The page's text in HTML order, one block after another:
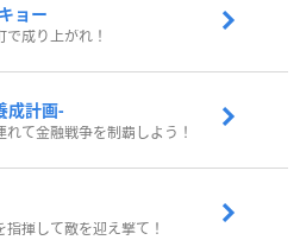
ョー
成り上がれ！
成計画-
て金融戦争を制覇しよう！
揮して敵を迎え撃て！